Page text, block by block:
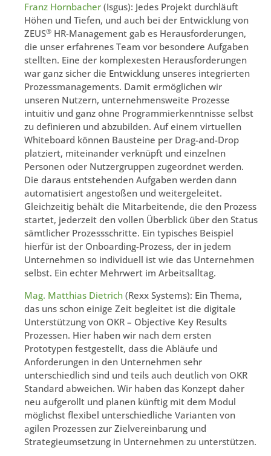
Franz Hornbacher (Isgus): Jedes Projekt durchläuft
Höhen und Tiefen, und auch bei der Entwicklung von
ZEUS® HR-Management gab es Herausforderungen,
die unser erfahrenes Team vor besondere Aufgaben
stellten. Eine der komplexesten Herausforderungen
war ganz sicher die Entwicklung unseres integrierten
Prozessmanagements. Damit ermöglichen wir
unseren Nutzern, unternehmensweite Prozesse
intuitiv und ganz ohne Programmierkenntnisse selbst
zu definieren und abzubilden. Auf einem virtuellen
Whiteboard können Bausteine per Drag-and-Drop
platziert, miteinander verknüpft und einzelnen
Personen oder Nutzergruppen zugeordnet werden.
Die daraus entstehenden Aufgaben werden dann
automatisiert angestoßen und weitergeleitet.
Gleichzeitig behält die Mitarbeitende, die den Prozess
startet, jederzeit den vollen Überblick über den Status
sämtlicher Prozessschritte. Ein typisches Beispiel
hierfür ist der Onboarding-Prozess, der in jedem
Unternehmen so individuell ist wie das Unternehmen
selbst. Ein echter Mehrwert im Arbeitsalltag.
Mag. Matthias Dietrich (Rexx Systems): Ein Thema,
das uns schon einige Zeit begleitet ist die digitale
Unterstützung von OKR – Objective Key Results
Prozessen. Hier haben wir nach dem ersten
Prototypen festgestellt, dass die Abläufe und
Anforderungen in den Unternehmen sehr
unterschiedlich sind und teils auch deutlich von OKR
Standard abweichen. Wir haben das Konzept daher
neu aufgerollt und planen künftig mit dem Modul
möglichst flexibel unterschiedliche Varianten von
agilen Prozessen zur Zielvereinbarung und
Strategieumsetzung in Unternehmen zu unterstützen.